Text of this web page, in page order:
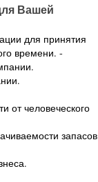
Вашей
для принятия
времени. -
от человеческого
запасов